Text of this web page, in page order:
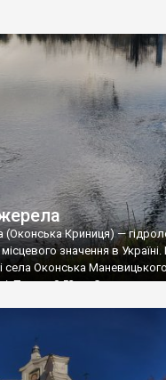
Криниця) —
значення в
села Оконська
Площа 0,53 га. Статус
озерця Окнище
вод. Вода […]